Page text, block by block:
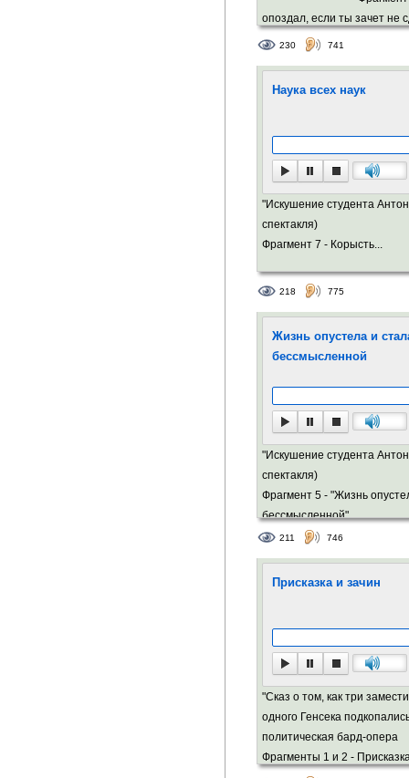
опоздал, если ты зачет не
230 741
Наука всех наук
"Искушение студента
спектакля)
Фрагмент 7 - Корысть...
218 775
Жизнь опустела и
бессмысленной
"Искушение студента
спектакля)
Фрагмент 5 - "Жизнь
бессмысленной"...
211 746
Присказка и зачин
"Сказ о том, как три
одного Генсека
политическая бард-опера
Фрагменты 1 и 2 -